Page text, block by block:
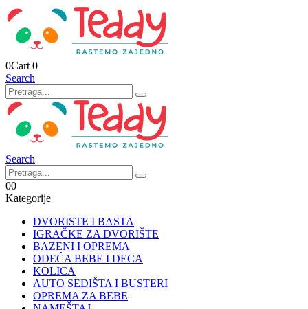
0Cart 0
Search
Search
00
Kategorije
DVORISTE I BASTA
IGRAČKE ZA DVORIŠTE
BAZENI I OPREMA
ODEĆA BEBE I DECA
KOLICA
AUTO SEDIŠTA I BUSTERI
OPREMA ZA BEBE